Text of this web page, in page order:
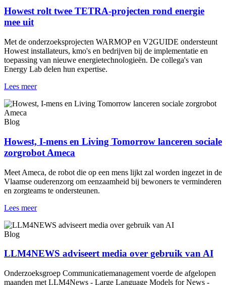
Howest rolt twee TETRA-projecten rond energie
mee uit
Met de onderzoeksprojecten WARMOP en V2GUIDE ondersteunt
Howest installateurs, kmo's en bedrijven bij de implementatie en
toepassing van nieuwe energietechnologieën. De collega's van
Energy Lab delen hun expertise.
Lees meer
Blog
Howest, I-mens en Living Tomorrow lanceren sociale
zorgrobot Ameca
Meet Ameca, de robot die op een mens lijkt zal worden ingezet in de
Vlaamse ouderenzorg om eenzaamheid bij bewoners te verminderen
en zorgteams te ondersteunen.
Lees meer
Blog
LLM4NEWS adviseert media over gebruik van AI
Onderzoeksgroep Communicatiemanagement voerde de afgelopen
maanden met LLM4News - Large Language Models for News -